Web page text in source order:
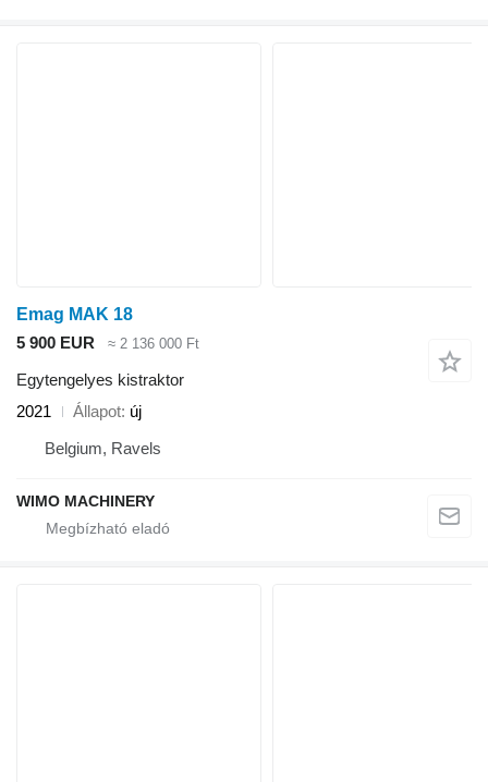
Emag MAK 18
5 900 EUR
≈ 2 136 000 Ft
Egytengelyes kistraktor
2021
Állapot új
Belgium, Ravels
WIMO MACHINERY